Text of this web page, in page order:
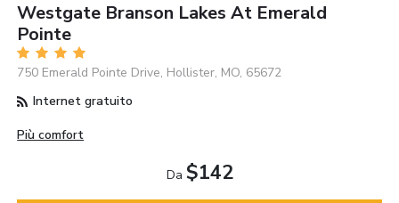
Westgate Branson Lakes At Emerald
Pointe
750 Emerald Pointe Drive, Hollister, MO, 65672
Internet gratuito
Più comfort
Da $142